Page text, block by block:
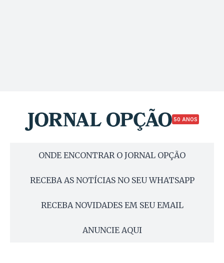
50 ANOS
ONDE ENCONTRAR O JORNAL OPÇÃO
RECEBA AS NOTÍCIAS NO SEU WHATSAPP
RECEBA NOVIDADES EM SEU EMAIL
ANUNCIE AQUI